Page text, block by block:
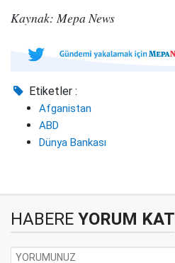
Kaynak: Mepa News
Etiketler :
Afganistan
ABD
Dünya Bankası
HABERE YORUM KAT